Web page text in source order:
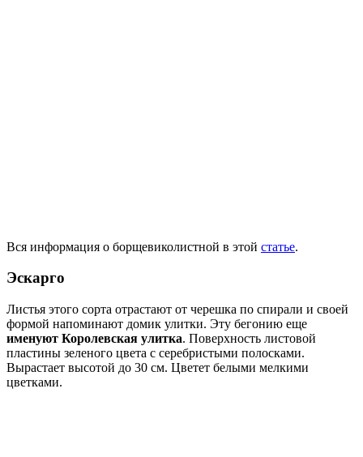
Вся информация о борщевиколистной в этой статье.
Эскарго
Листья этого сорта отрастают от черешка по спирали и своей
формой напоминают домик улитки. Эту бегонию еще
именуют Королевская улитка. Поверхность листовой
пластины зеленого цвета с серебристыми полосками.
Вырастает высотой до 30 см. Цветет белыми мелкими
цветками.